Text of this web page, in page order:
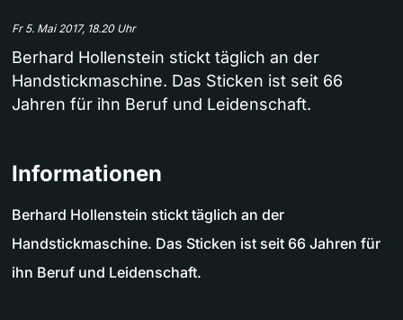
Fr 5. Mai 2017, 18.20 Uhr
Berhard Hollenstein stickt täglich an der
Handstickmaschine. Das Sticken ist seit 66
Jahren für ihn Beruf und Leidenschaft.
Informationen
Berhard Hollenstein stickt täglich an der
Handstickmaschine. Das Sticken ist seit 66 Jahren für
ihn Beruf und Leidenschaft.